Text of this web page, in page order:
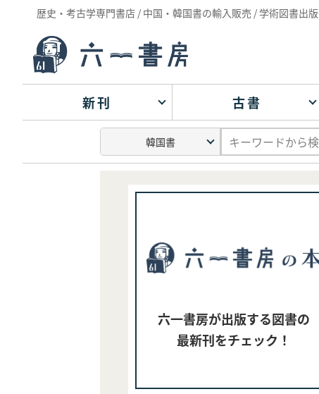
歴史・考古学専門書店 / 中国・韓国書の輸入販売 / 学術図書出版
新刊 古書
六一書房が出版する図書の
最新刊をチェック！